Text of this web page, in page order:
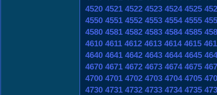
4520 4521 4522 4523 4524 4525
4550 4551 4552 4553 4554 4555
4580 4581 4582 4583 4584 4585
4610 4611 4612 4613 4614 4615
4640 4641 4642 4643 4644 4645
4670 4671 4672 4673 4674 4675
4700 4701 4702 4703 4704 4705
4730 4731 4732 4733 4734 4735